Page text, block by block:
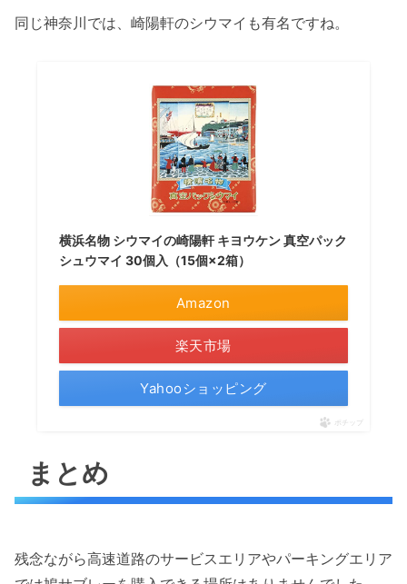
同じ神奈川では、崎陽軒のシウマイも有名ですね。
横浜名物 シウマイの崎陽軒 キヨウケン 真空パック
シュウマイ 30個入（15個×2箱）
Amazon
楽天市場
Yahooショッピング
ポチップ
まとめ
残念ながら高速道路のサービスエリアやパーキングエリア